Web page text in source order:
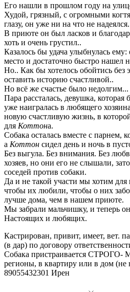
Его нашли в прошлом году на
Худой, грязный, с огромными
глазу, он уже ни на что не надеялся.
В приюте он был ласков и
хоть и очень грустил..
Казалось бы удача улыбнулась
место и достаточно быстро нашел
Но.. Как бы хотелось обойтись без
оставить историю счастливой..
Но всё же счастье было недолгим...
Пара рассталась, девушка, которая
уже наигралась в любящего
новую счастливую жизнь, в
для Коттона.
Собака осталась вместе с парнем,
а Коттон сидел день и ночь в
Без выгула. Без внимания. Без
хозяев, но они его не слышали,
соседей против собаки.
Да и не такой участи мы хотим
чтобы их любили, чтобы о них
лучше дома, чем в нашем приюте.
Мы забрали мальчишку, и теперь
Настоящих и любящих.
Кастрирован, привит, имеет, вет.
(в дар) по договору
Собака пристраивается СТРОГО-
регионы, в квартиру или в дом (не
89055432301 Ирен